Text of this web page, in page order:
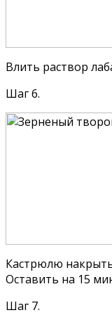
Влить раствор
Шаг 6.
Кастрюлю накрыть
Оставить на 15
Шаг 7.